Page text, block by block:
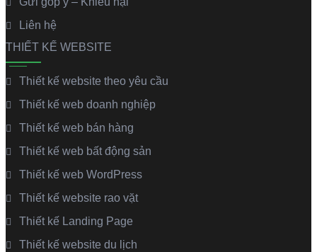
Liên hệ
THIẾT KẾ WEBSITE
Thiết kế website theo yêu cầu
Thiết kế web doanh nghiệp
Thiết kế web bán hàng
Thiết kế web bất động sản
Thiết kế web WordPress
Thiết kế website rao vặt
Thiết kế Landing Page
Thiết kế website du lịch